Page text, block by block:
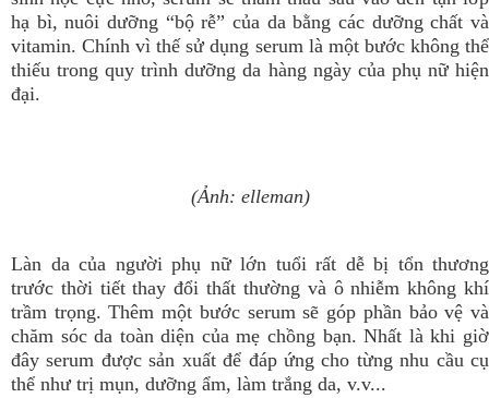
hạ bì, nuôi dưỡng “bộ rễ” của da bằng các dưỡng chất và
vitamin. Chính vì thế sử dụng serum là một bước không thể
thiếu trong quy trình dưỡng da hàng ngày của phụ nữ hiện
đại.
(Ảnh: elleman)
Làn da của người phụ nữ lớn tuổi rất dễ bị tổn thương
trước thời tiết thay đổi thất thường và ô nhiễm không khí
trầm trọng. Thêm một bước serum sẽ góp phần bảo vệ và
chăm sóc da toàn diện của mẹ chồng bạn. Nhất là khi giờ
đây serum được sản xuất để đáp ứng cho từng nhu cầu cụ
thể như trị mụn, dưỡng ẩm, làm trắng da, v.v...